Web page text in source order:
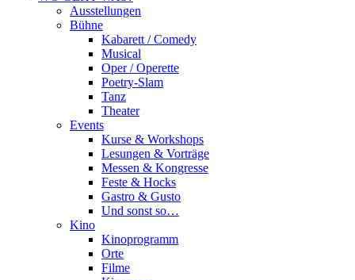
Ausstellungen
Bühne
Kabarett / Comedy
Musical
Oper / Operette
Poetry-Slam
Tanz
Theater
Events
Kurse & Workshops
Lesungen & Vorträge
Messen & Kongresse
Feste & Hocks
Gastro & Gusto
Und sonst so…
Kino
Kinoprogramm
Orte
Filme